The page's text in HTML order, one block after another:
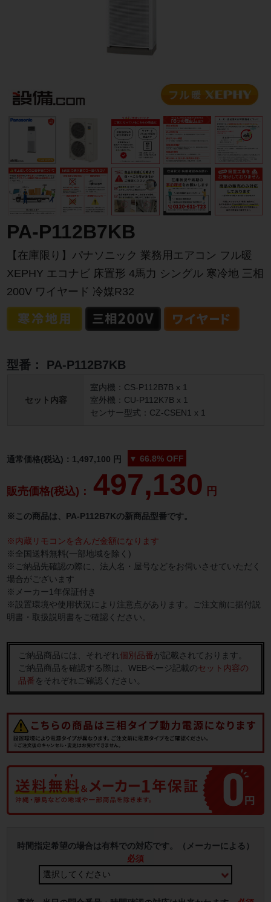
PA-P112B7KB
【在庫限り】パナソニック 業務用エアコン フル暖
XEPHY エコナビ 床置形 4馬力 シングル 寒冷地 三相
200V ワイヤード 冷媒R32
型番： PA-P112B7KB
セット内容
室内機：CS-P112B7B x 1
室外機：CU-P112K7B x 1
センサー型式：CZ-CSEN1 x 1
通常価格(税込)： 1,497,100 円 ▼ 66.8% OFF
販売価格(税込)： 497,130 円
※この商品は、PA-P112B7Kの新商品型番です。
※内蔵リモコンを含んだ金額になります
※全国送料無料(一部地域を除く)
※ご納品先確認の際に、法人名・屋号などをお伺いさせていただく
場合がございます
※メーカー1年保証付き
※設置環境や使用状況により注意点があります。ご注文前に据付説
明書・取扱説明書をご確認ください。
ご納品商品には、それぞれ個別品番が記載されております。
ご納品商品を確認する際は、WEBページ記載のセット内容の
品番をそれぞれご確認ください。
時間指定希望の場合は有料での対応です。（メーカーによる）
必須